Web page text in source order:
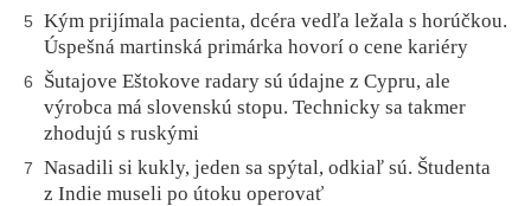
5
Kým prijímala pacienta, dcéra vedľa ležala s horúčkou.
Úspešná martinská primárka hovorí o cene kariéry
6
Šutajove Eštokove radary sú údajne z Cypru, ale
výrobca má slovenskú stopu. Technicky sa takmer
zhodujú s ruskými
7
Nasadili si kukly, jeden sa spýtal, odkiaľ sú. Študenta
z Indie museli po útoku operovať